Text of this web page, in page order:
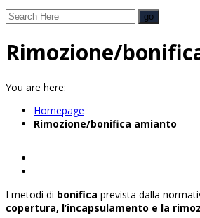
Rimozione/
You are here:
Homepage
Rimozione/bonifica amianto
I metodi di bonifica prevista dalla
copertura, l’incapsulamento e la